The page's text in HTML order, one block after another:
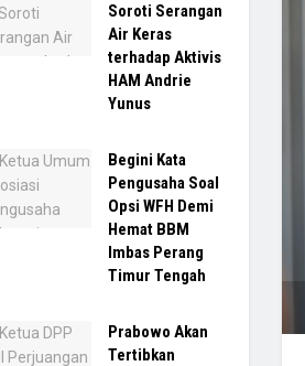
Soroti Serangan
Air Keras
terhadap Aktivis
HAM Andrie
Yunus
Begini Kata
Pengusaha Soal
Opsi WFH Demi
Hemat BBM
Imbas Perang
Timur Tengah
Prabowo Akan
Tertibkan